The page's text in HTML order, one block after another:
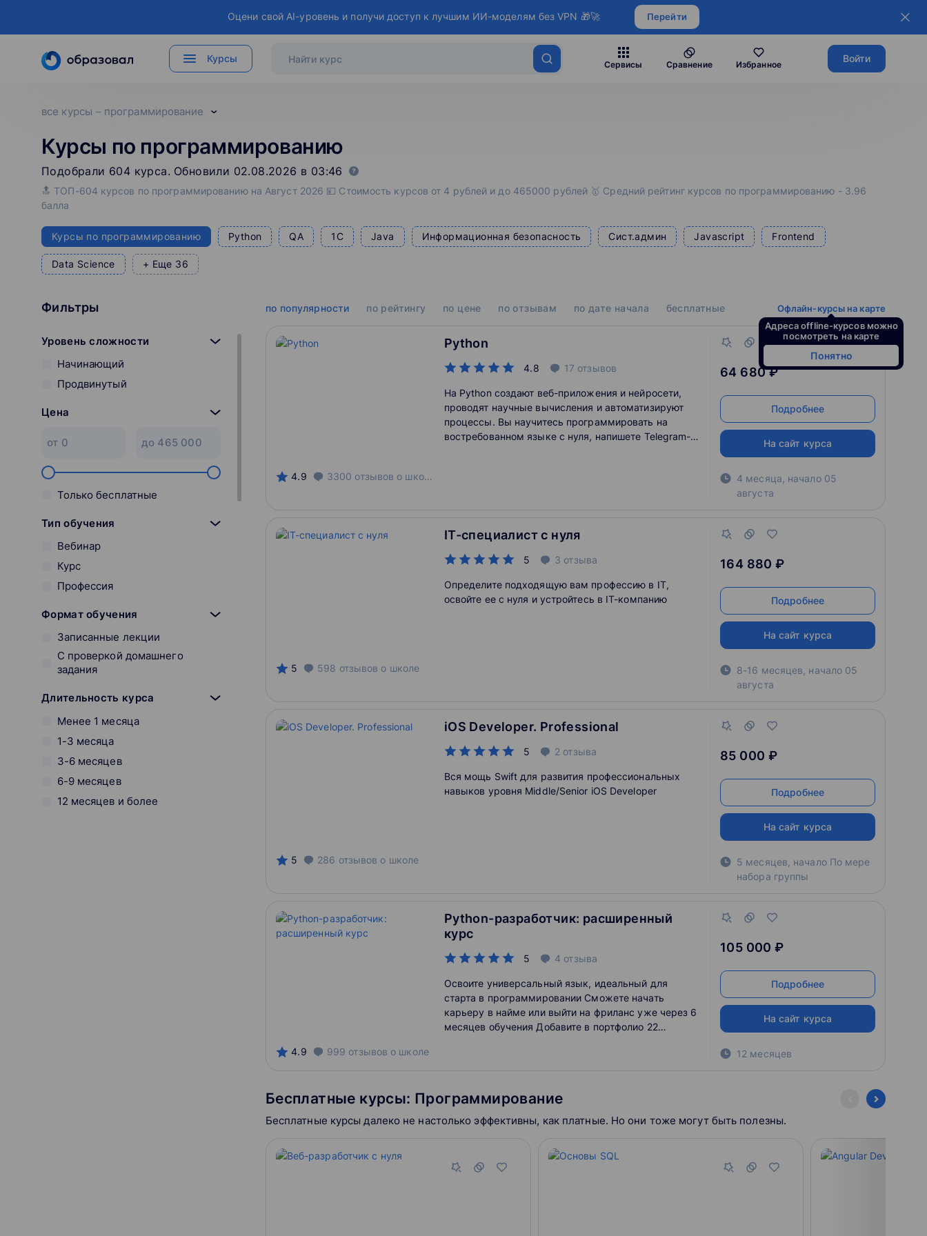
Оцени свой AI-уровень и получи доступ к лучшим ИИ-моделям без VPN 🎁🚀 Перейти
Курсы
Сервисы Сравнение Избранное
Войти
все курсы программирование
Курсы по программированию
Подобрали 604 курса. Обновили 02.08.2026 в 03:46
🔝 ТОП-604 курсов по программированию на Август 2026 💴 Стоимость курсов от 4 рублей и до 465000 рублей 🥇 Средний рейтинг курсов по программированию - 3.96
балла
Курсы по программированию Python QA 1С Java Информационная безопасность Сист.админ Javascript Frontend
Data Science + Еще 36
Фильтры
Уровень сложности
Начинающий
Продвинутый
Цена
Только бесплатные
Тип обучения
Вебинар
Курс
Профессия
Формат обучения
Записанные лекции
С проверкой домашнего
задания
Длительность курса
Менее 1 месяца
1-3 месяца
3-6 месяцев
6-9 месяцев
12 месяцев и более
по популярности по рейтингу по цене по отзывам по дате начала бесплатные
Офлайн-курсы на карте
Адреса offline-курсов можно
посмотреть на карте
Понятно
4.9 3300 отзывов о школе
Python
4.8 17 отзывов
На Python создают веб-приложения и нейросети,
проводят научные вычисления и автоматизируют
процессы. Вы научитесь программировать на
востребованном языке с нуля, напишете Telegram-
64 680 ₽
Подробнее
На сайт курса
4 месяца начало 05
августа
5 598 отзывов о школе
IT-специалист с нуля
5 3 отзыва
Определите подходящую вам профессию в IT,
освойте ее с нуля и устройтесь в IT-компанию
164 880 ₽
Подробнее
На сайт курса
8-16 месяцев начало 05
августа
5 286 отзывов о школе
iOS Developer. Professional
5 2 отзыва
Вся мощь Swift для развития профессиональных
навыков уровня Middle/Senior iOS Developer
85 000 ₽
Подробнее
На сайт курса
5 месяцев начало По мере
набора группы
4.9 999 отзывов о школе
Python-разработчик: расширенный
курс
5 4 отзыва
Освоите универсальный язык, идеальный для
старта в программировании Сможете начать
карьеру в найме или выйти на фриланс уже через 6
месяцев обучения Добавите в портфолио 22
105 000 ₽
Подробнее
На сайт курса
12 месяцев
Бесплатные курсы: Программирование
Бесплатные курсы далеко не настолько эффективны, как платные. Но они тоже могут быть полезны.